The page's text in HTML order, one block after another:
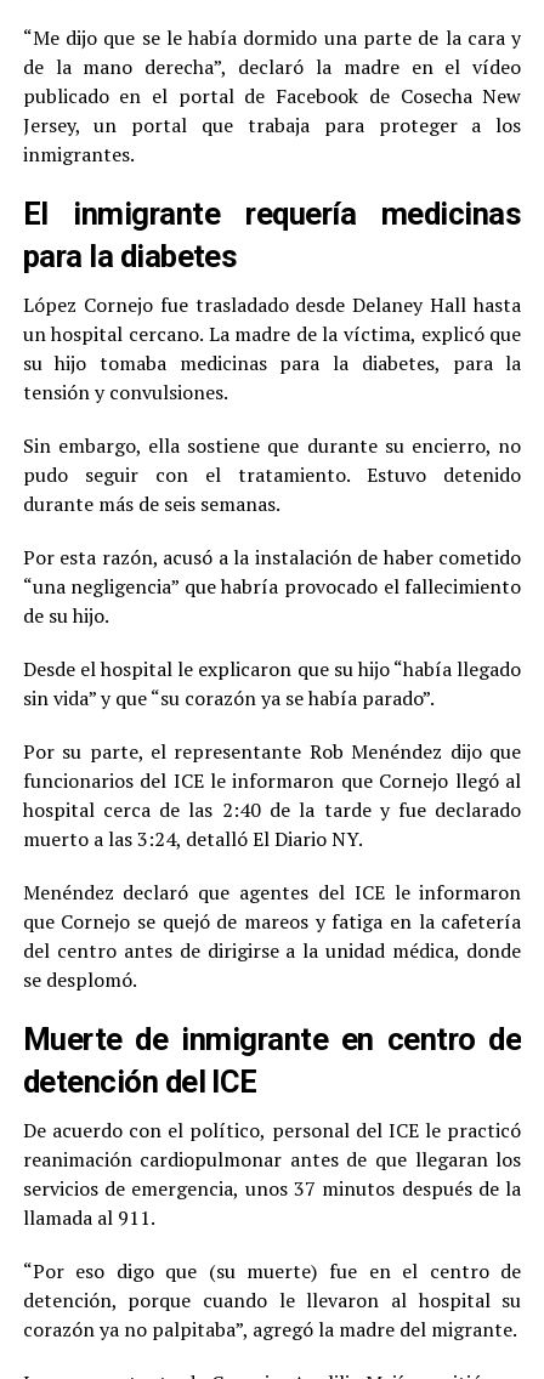
“Me dijo que se le había dormido una parte de la cara y
de la mano derecha”, declaró la madre en el vídeo
publicado en el portal de Facebook de Cosecha New
Jersey, un portal que trabaja para proteger a los
inmigrantes.
El inmigrante requería medicinas
para la diabetes
López Cornejo fue trasladado desde Delaney Hall hasta
un hospital cercano. La madre de la víctima, explicó que
su hijo tomaba medicinas para la diabetes, para la
tensión y convulsiones.
Sin embargo, ella sostiene que durante su encierro, no
pudo seguir con el tratamiento. Estuvo detenido
durante más de seis semanas.
Por esta razón, acusó a la instalación de haber cometido
“una negligencia” que habría provocado el fallecimiento
de su hijo.
Desde el hospital le explicaron que su hijo “había llegado
sin vida” y que “su corazón ya se había parado”.
Por su parte, el representante Rob Menéndez dijo que
funcionarios del ICE le informaron que Cornejo llegó al
hospital cerca de las 2:40 de la tarde y fue declarado
muerto a las 3:24, detalló El Diario NY.
Menéndez declaró que agentes del ICE le informaron
que Cornejo se quejó de mareos y fatiga en la cafetería
del centro antes de dirigirse a la unidad médica, donde
se desplomó.
Muerte de inmigrante en centro de
detención del ICE
De acuerdo con el político, personal del ICE le practicó
reanimación cardiopulmonar antes de que llegaran los
servicios de emergencia, unos 37 minutos después de la
llamada al 911.
“Por eso digo que (su muerte) fue en el centro de
detención, porque cuando le llevaron al hospital su
corazón ya no palpitaba”, agregó la madre del migrante.